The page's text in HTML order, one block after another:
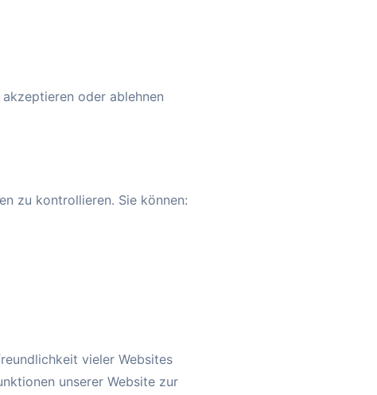
oder ablehnen
zu kontrollieren. Sie können:
vieler Websites
unserer Website zur